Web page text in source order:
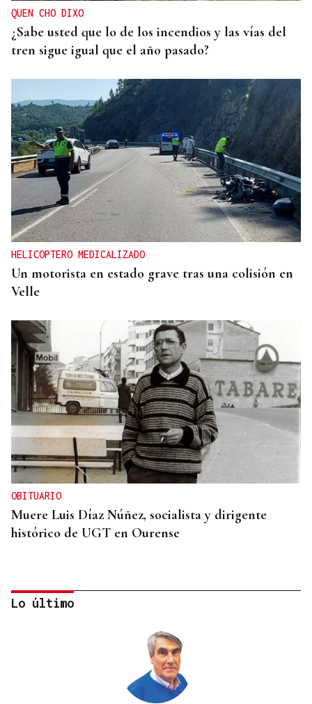
QUEN CHO DIXO
¿Sabe usted que lo de los incendios y las vías del
tren sigue igual que el año pasado?
HELICOPTERO MEDICALIZADO
Un motorista en estado grave tras una colisión en
Velle
OBITUARIO
Muere Luis Díaz Núñez, socialista y dirigente
histórico de UGT en Ourense
Lo último